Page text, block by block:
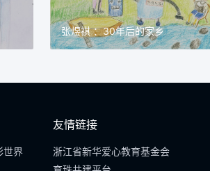
张煜祺 ：30年后的家乡
世界
友情链接
浙江省新华爱心教育基金会